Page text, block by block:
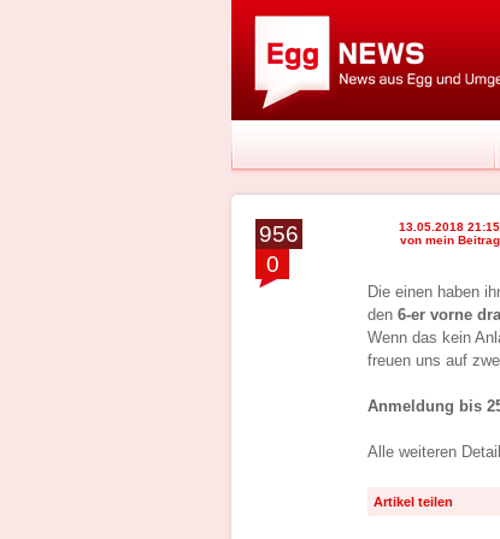
956
0
13.05.2018 21:15
von mein Beitrag
Die einen haben
den 6-er vorne
Wenn das kein
freuen uns auf
Anmeldung bis
Alle weiteren
Artikel teilen